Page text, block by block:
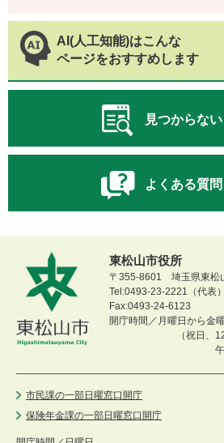
AI(人工知能)はこんな
ページをおすすめします
見つからな
よくある質
東松山市役所
〒355-8601 埼玉県東松
Tel:0493-23-2221（代表）
Fax:0493-24-6123
開庁時間／月曜日から金
（祝日、
市民課の一部日曜窓口開庁
保険年金課の一部日曜窓口開庁